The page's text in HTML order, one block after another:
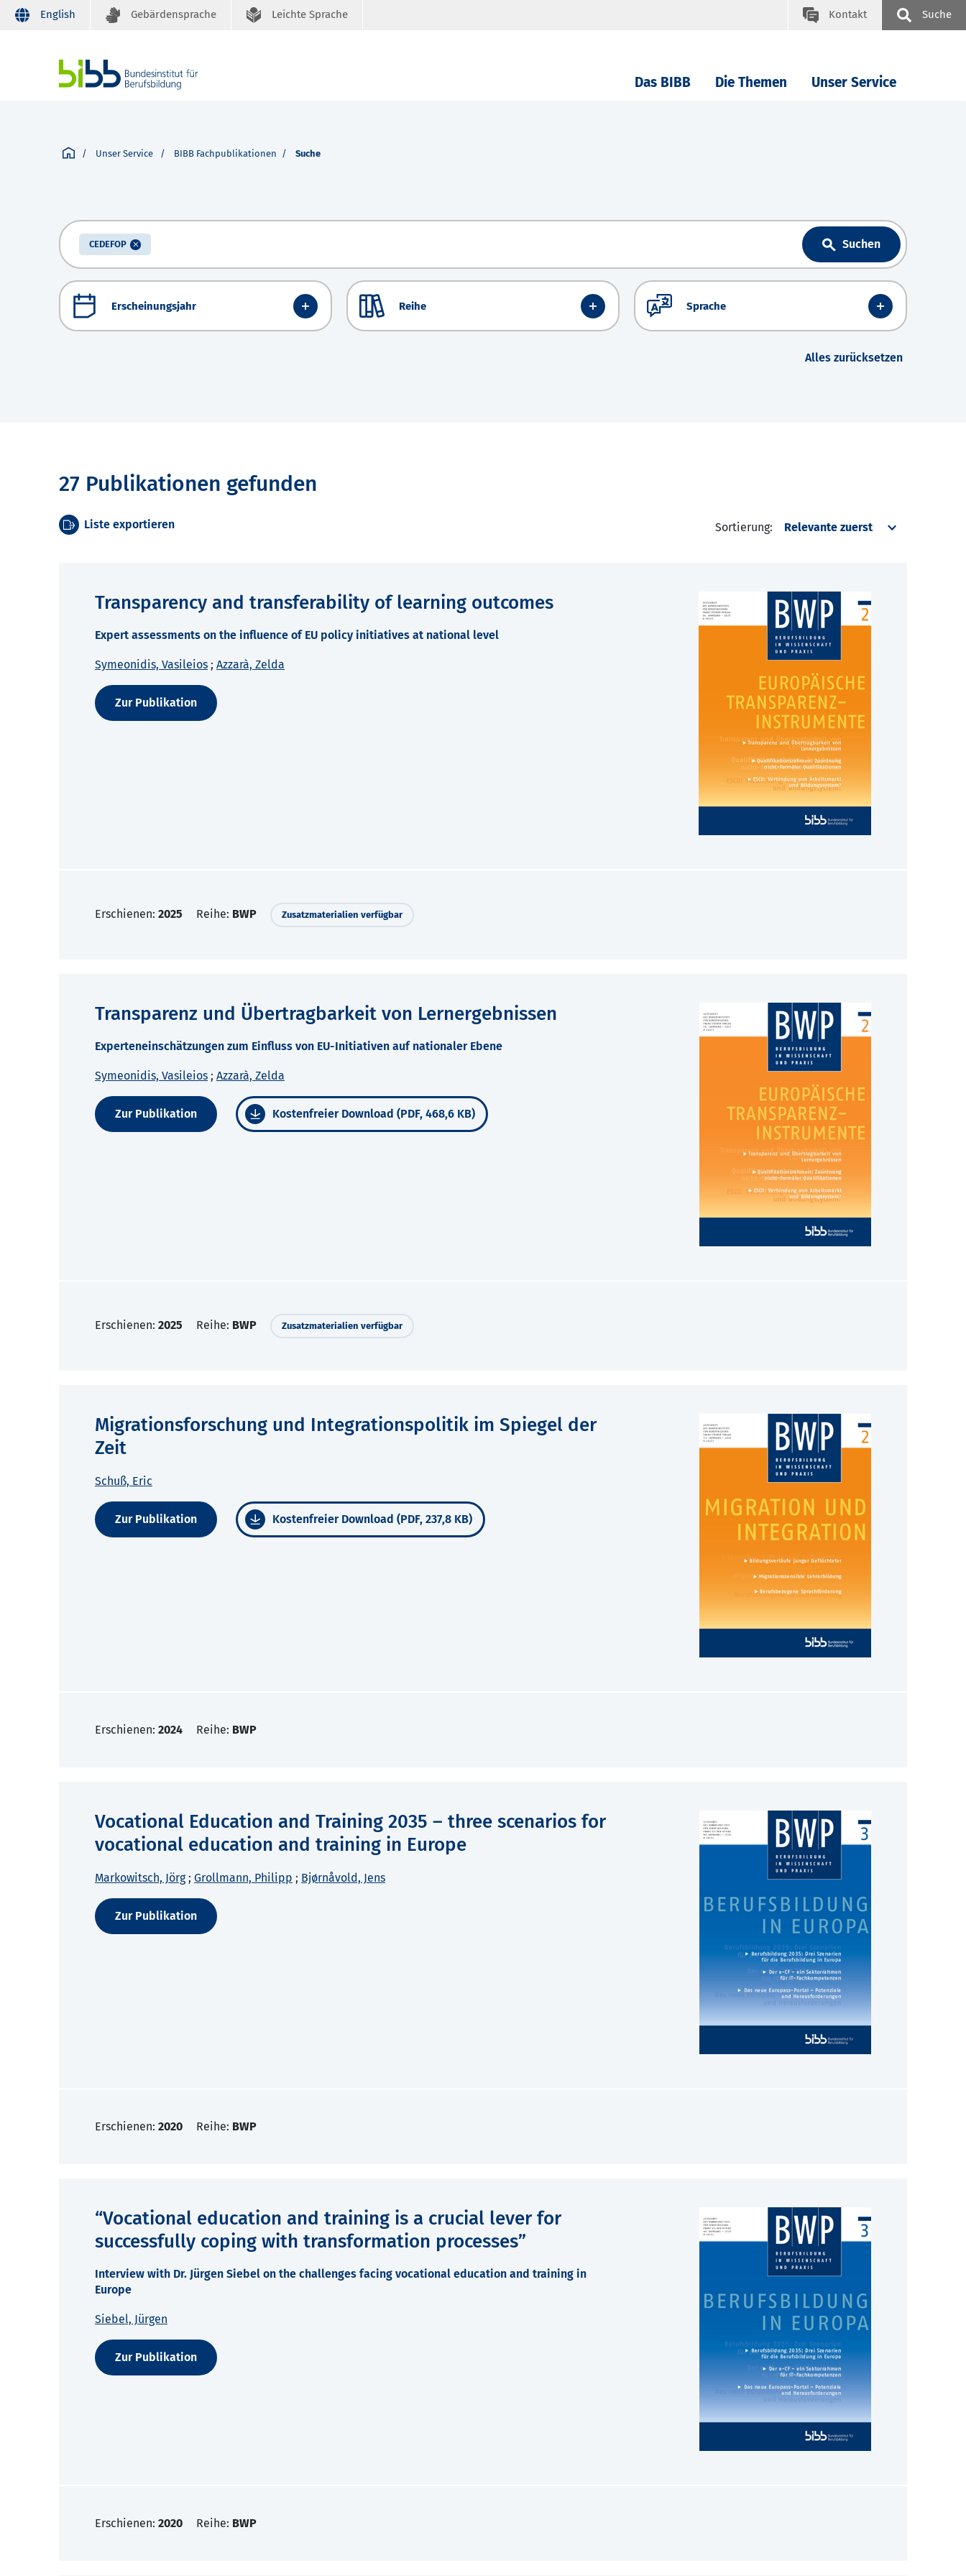
English Gebärdensprache Leichte Sprache Kontakt Suche
Das BIBB Die Themen Unser Service
Unser Service BIBB Fachpublikationen Suche
CEDEFOP Suchen
Erscheinungsjahr Reihe Sprache
Alles zurücksetzen
27 Publikationen gefunden
Liste exportieren Sortierung:
Transparency and transferability of learning outcomes
Expert assessments on the influence of EU policy initiatives at national level
Symeonidis, Vasileios ; Azzarà, Zelda
Zur Publikation
Erschienen: 2025 Reihe: BWP Zusatzmaterialien verfügbar
Transparenz und Übertragbarkeit von Lernergebnissen
Experteneinschätzungen zum Einfluss von EU-Initiativen auf nationaler Ebene
Symeonidis, Vasileios ; Azzarà, Zelda
Zur Publikation Kostenfreier Download (PDF, 468,6 KB)
Erschienen: 2025 Reihe: BWP Zusatzmaterialien verfügbar
Migrationsforschung und Integrationspolitik im Spiegel der
Zeit
Schuß, Eric
Zur Publikation Kostenfreier Download (PDF, 237,8 KB)
Erschienen: 2024 Reihe: BWP
Vocational Education and Training 2035 – three scenarios for
vocational education and training in Europe
Markowitsch, Jörg; Grollmann, Philipp ; Bjørnåvold, Jens
Zur Publikation
Erschienen: 2020 Reihe: BWP
“Vocational education and training is a crucial lever for
successfully coping with transformation processes”
Interview with Dr. Jürgen Siebel on the challenges facing vocational education and training in
Europe
Siebel, Jürgen
Zur Publikation
Erschienen: 2020 Reihe: BWP